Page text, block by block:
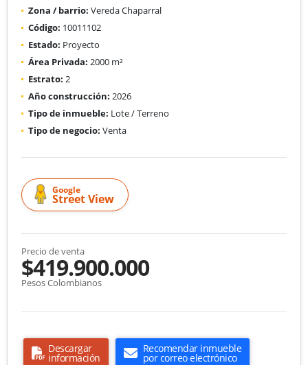
Zona / barrio: Vereda Chaparral
Código: 10011102
Estado: Proyecto
Área Privada: 2000 m²
Estrato: 2
Año construcción: 2026
Tipo de inmueble: Lote / Terreno
Tipo de negocio: Venta
Google
Street View
Precio de venta
$419.900.000
Pesos Colombianos
Descargar
información
Recomendar inmueble
por correo electrónico